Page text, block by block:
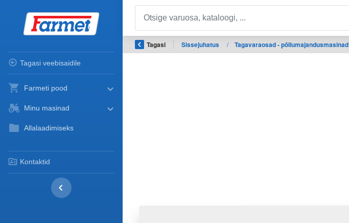
Tagasi veebisaidile
Farmeti pood
Minu masinad
Allalaadimiseks
Kontaktid
Tagasi Sissejuhatus / Tagavaraosad - põllumajandusmasinad